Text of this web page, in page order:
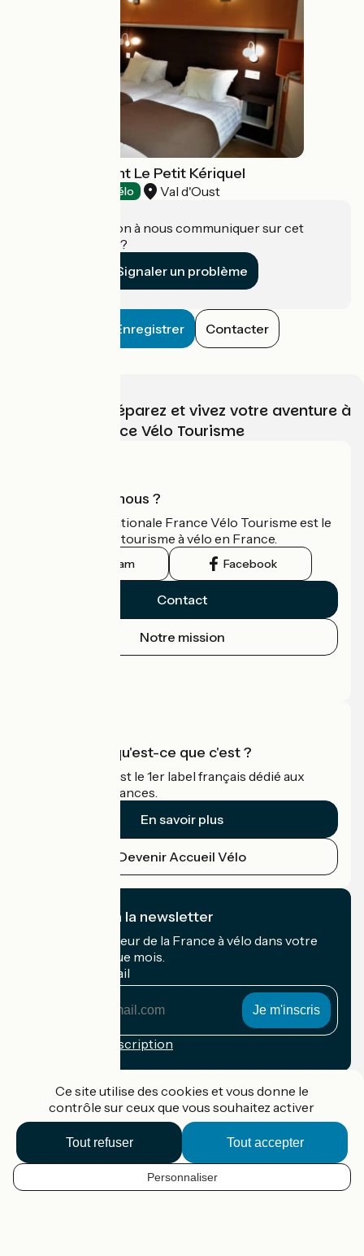
FR
Hôtel-Restaurant Le Petit Kériquel
Accueil Vélo Val d'Oust
Une information à nous communiquer sur cet
établissement ?
Signaler un problème
Enregistrer Contacter
Choisissez, préparez et vivez votre aventure à
vélo avec France Vélo Tourisme
Qui sommes-nous ?
L'association nationale France Vélo Tourisme est le
guide officiel du tourisme à vélo en France.
Instagram Facebook
Contact
Notre mission
Accueil Vélo qu'est-ce que c'est ?
Accueil Vélo c'est le 1er label français dédié aux
cyclistes en vacances.
En savoir plus
Devenir Accueil Vélo
Je m'abonne à la newsletter
Recevez le meilleur de la France à vélo dans votre
boîte mail chaque mois.
Mon adresse mail
Conditions d'inscription
Accueil Vélo Pro
Contact
Mentions légales
Ce site utilise des cookies et vous donne le
contrôle sur ceux que vous souhaitez activer
Tout accepter
Tout refuser
Personnaliser